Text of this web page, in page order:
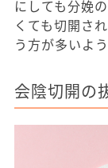
にしても分娩
くても切開さ
う方が多いよう
会陰切開の